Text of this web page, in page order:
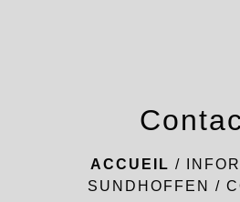
ACCUEIL /
SUNDHOFFEN
/